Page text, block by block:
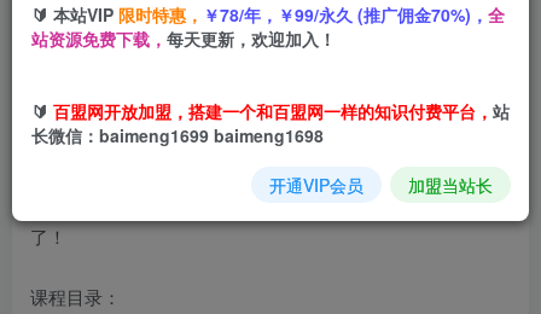
大家好，今天带来的项目是《从0-1入局闲鱼币回收售卖，当
之前尝试过很多项目都没有结果人，我敢说这个项目只要你
做了就能见到收益。作品无脑搬运，不需要思考，不需要作
图，更不需要你做视频。从0-1保姆级教程，赶紧冲，干就完
了！
课程目录：
🔰 本站VIP 限时特惠， ￥78/年，￥99/永久 (推广佣金70%)， 全
站资源免费下载， 每天更新，欢迎加入！
🔰 百盟网开放加盟，搭建一个和百盟网一样的知识付费平台， 站
长微信：baimeng1699 baimeng1698
开通VIP会员 加盟当站长